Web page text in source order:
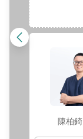
陳柏錡